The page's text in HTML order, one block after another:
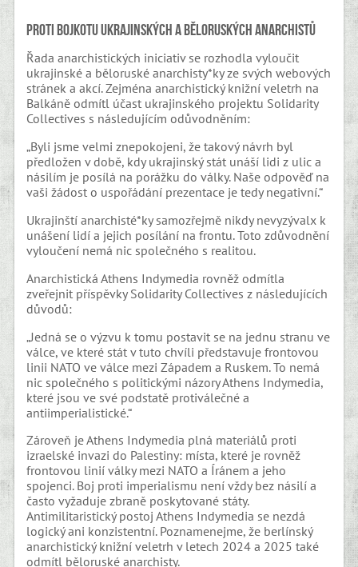
Proti bojkotu ukrajinských a běloruských anarchistů
Řada anarchistických iniciativ se rozhodla vyloučit
ukrajinské a běloruské anarchisty*ky ze svých webových
stránek a akcí. Zejména anarchistický knižní veletrh na
Balkáně odmítl účast ukrajinského projektu Solidarity
Collectives s následujícím odůvodněním:
„Byli jsme velmi znepokojeni, že takový návrh byl
předložen v době, kdy ukrajinský stát unáší lidi z ulic a
násilím je posílá na porážku do války. Naše odpověď na
vaši žádost o uspořádání prezentace je tedy negativní.“
Ukrajinští anarchisté*ky samozřejmě nikdy nevyzývalx k
unášení lidí a jejich posílání na frontu. Toto zdůvodnění
vyloučení nemá nic společného s realitou.
Anarchistická Athens Indymedia rovněž odmítla
zveřejnit příspěvky Solidarity Collectives z následujících
důvodů:
„Jedná se o výzvu k tomu postavit se na jednu stranu ve
válce, ve které stát v tuto chvíli představuje frontovou
linii NATO ve válce mezi Západem a Ruskem. To nemá
nic společného s politickými názory Athens Indymedia,
které jsou ve své podstatě protiválečné a
antiimperialistické.“
Zároveň je Athens Indymedia plná materiálů proti
izraelské invazi do Palestiny: místa, které je rovněž
frontovou linií války mezi NATO a Íránem a jeho
spojenci. Boj proti imperialismu není vždy bez násilí a
často vyžaduje zbraně poskytované státy.
Antimilitaristický postoj Athens Indymedia se nezdá
logický ani konzistentní. Poznamenejme, že berlínský
anarchistický knižní veletrh v letech 2024 a 2025 také
odmítl běloruské anarchisty.